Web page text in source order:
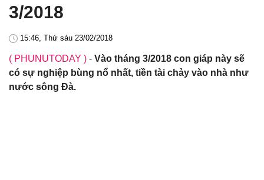
3/2018
15:46, Thứ sáu 23/02/2018
( PHUNUTODAY ) - Vào tháng 3/2018 con giáp này sẽ
có sự nghiệp bùng nổ nhất, tiền tài chảy vào nhà như
nước sông Đà.